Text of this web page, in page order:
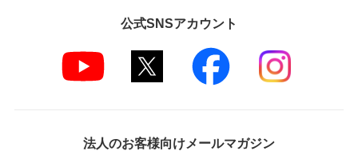
公式SNSアカウント
法人のお客様向けメールマガジン